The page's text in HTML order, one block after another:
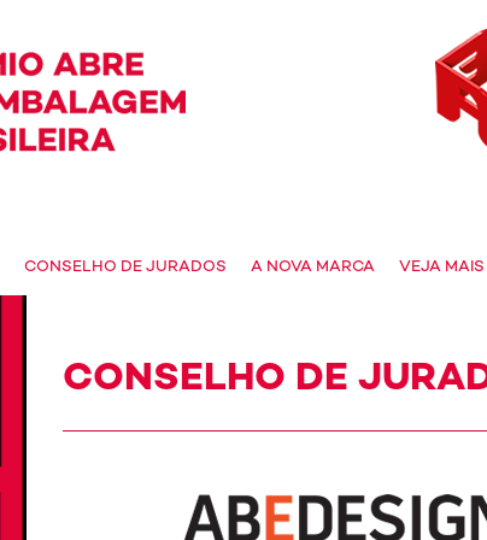
CONSELHO DE JURADOS A NOVA MARCA VEJA MAIS
CONSELHO DE